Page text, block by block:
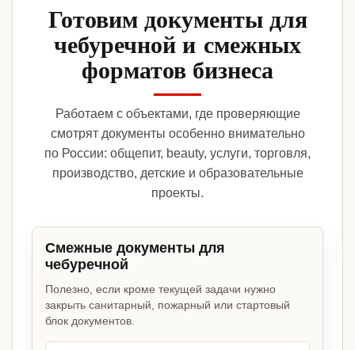
Готовим документы для
чебуречной и смежных
форматов бизнеса
Работаем с объектами, где проверяющие
смотрят документы особенно внимательно
по России: общепит, beauty, услуги, торговля,
производство, детские и образовательные
проекты.
Смежные документы для
чебуречной
Полезно, если кроме текущей задачи нужно
закрыть санитарный, пожарный или стартовый
блок документов.